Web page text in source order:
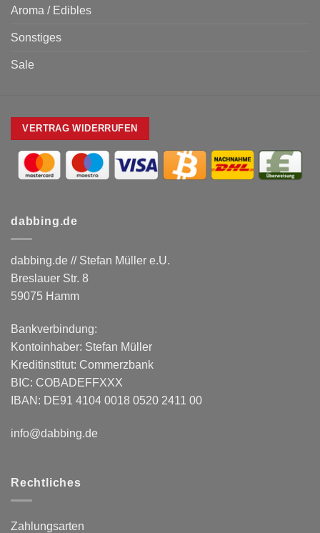
Aroma / Edibles
Sonstiges
Sale
VERTRAG WIDERRUFEN
dabbing.de
dabbing.de // Stefan Müller e.U.
Breslauer Str. 8
59075 Hamm
Bankverbindung:
Kontoinhaber: Stefan Müller
Kreditinstitut: Commerzbank
BIC: COBADEFFXXX
IBAN: DE91 4104 0018 0520 2411 00
info@dabbing.de
Rechtliches
Zahlungsarten